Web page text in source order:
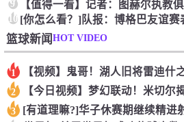
9
10
篮球新闻HOT VIDEO
1
2
3